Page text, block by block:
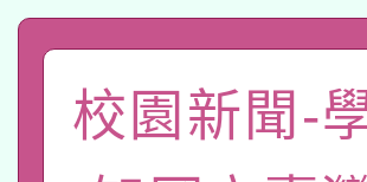
師專業成長研
方素養工作坊
族語言臺北學
「族語學習班
轉知有關國立
文教學共融平
教育部國民及
年度COVID-
本市兒童口腔
校園新聞-